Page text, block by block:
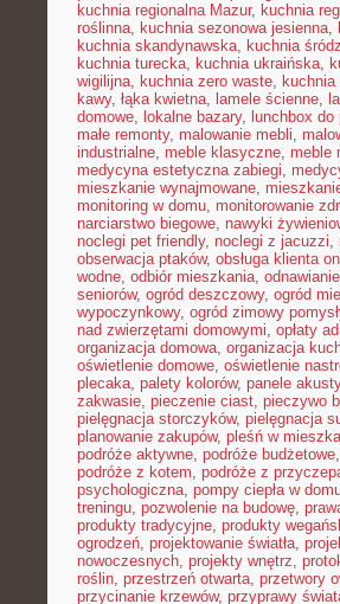
kuchnia regionalna Mazur, kuchnia
roślinna, kuchnia sezonowa jesienna,
kuchnia skandynawska, kuchnia
kuchnia turecka, kuchnia ukraińska,
wigilijna, kuchnia zero waste,
kawy, łąka kwietna, lamele ścienne,
domowe, lokalne bazary, lunchbox do
małe remonty, malowanie mebli,
industrialne, meble klasyczne, meble
medycyna estetyczna zabiegi,
mieszkanie wynajmowane,
monitoring w domu, monitorowanie
narciarstwo biegowe, nawyki
noclegi pet friendly, noclegi z jacuzzi,
obserwacja ptaków, obsługa klienta
wodne, odbiór mieszkania,
seniorów, ogród deszczowy, ogród
wypoczynkowy, ogród zimowy
nad zwierzętami domowymi, opłaty
organizacja domowa, organizacja
oświetlenie domowe, oświetlenie
plecaka, palety kolorów, panele
zakwasie, pieczenie ciast, pieczywo
pielęgnacja storczyków, pielęgnacja
planowanie zakupów, pleśń w
podróże aktywne, podróże budżetowe,
podróże z kotem, podróże z
psychologiczna, pompy ciepła w
treningu, pozwolenie na budowę,
produkty tradycyjne, produkty
ogrodzeń, projektowanie światła,
nowoczesnych, projekty wnętrz,
roślin, przestrzeń otwarta, przetwory
przycinanie krzewów, przyprawy